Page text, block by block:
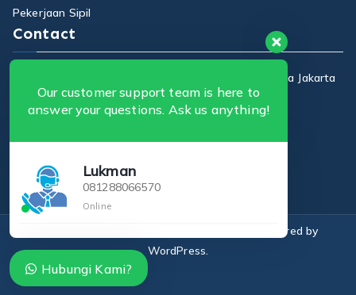
Pekerjaan Sipil
Contact
Jalan Raya Centex, No 7, RT 12, RW 10, Ciracas, Kota Jakarta
www.putrabajaringan.com
. Powered by
WordPress.
Our customer support team is here to
answer your questions. Ask us anything!
Lukman
081288066570
Online
Hubungi Kami?